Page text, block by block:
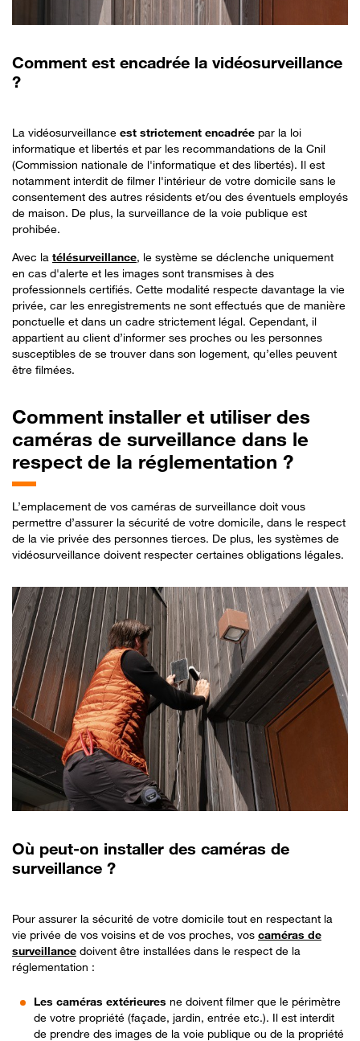
Comment est encadrée la vidéosurveillance
?
La vidéosurveillance est strictement encadrée par la loi
informatique et libertés et par les recommandations de la Cnil
(Commission nationale de l'informatique et des libertés). Il est
notamment interdit de filmer l'intérieur de votre domicile sans le
consentement des autres résidents et/ou des éventuels employés
de maison. De plus, la surveillance de la voie publique est
prohibée.
Avec la télésurveillance, le système se déclenche uniquement
en cas d'alerte et les images sont transmises à des
professionnels certifiés. Cette modalité respecte davantage la vie
privée, car les enregistrements ne sont effectués que de manière
ponctuelle et dans un cadre strictement légal. Cependant, il
appartient au client d’informer ses proches ou les personnes
susceptibles de se trouver dans son logement, qu’elles peuvent
être filmées.
Commentinstaller et utiliser des
caméras de surveillance dans le
respect de la réglementation ?
L’emplacement de vos caméras de surveillance doit vous
permettre d’assurer la sécurité de votre domicile, dans le respect
de la vie privée des personnes tierces. De plus, les systèmes de
vidéosurveillance doivent respecter certaines obligations légales.
Où peut-on installer des caméras de
surveillance ?
Pour assurer la sécurité de votre domicile tout en respectant la
vie privée de vos voisins et de vos proches, vos caméras de
surveillance doivent être installées dans le respect de la
réglementation :
Les caméras extérieures ne doivent filmer que le périmètre
de votre propriété (façade, jardin, entrée etc.). Il est interdit
de prendre des images de la voie publique ou de la propriété